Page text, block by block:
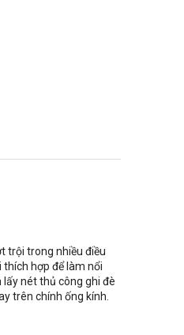
trội trong nhiều điều
hợp để làm nổi
nét thủ công ghi đè
trên chính ống kính.